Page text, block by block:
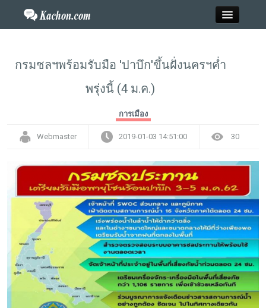
วาไรตี้
ไลฟ์สไตล์
สังคมออนไลน์
พระดอทกะฉ่อน
กะฉ่อนช้อปปิ้ง
กรมชลฯพร้อมรับมือ 'ปาบึก'ขึ้นฝั่งนครฯค่ำ
พรุ่งนี้ (4 ม.ค.)
การเมือง
Webmaster 2019-01-03 14:51:00 30